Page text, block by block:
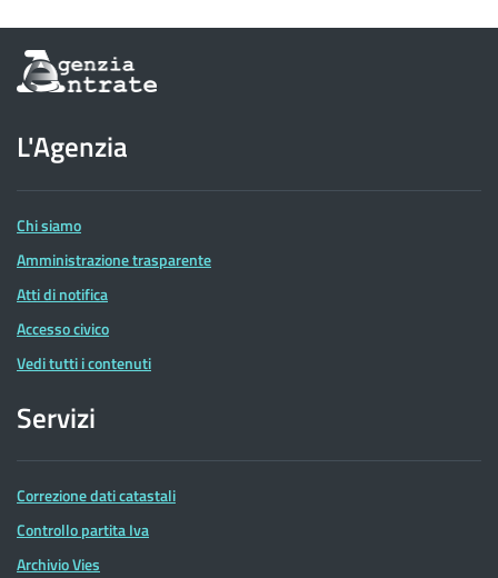
Informazioni
sul
dell'Agenzia
delle
Entrate
L'Agenzia
Chi siamo
Amministrazione trasparente
Atti di notifica
Accesso civico
Vedi tutti i contenuti
Servizi
Correzione dati catastali
Controllo partita Iva
Archivio Vies